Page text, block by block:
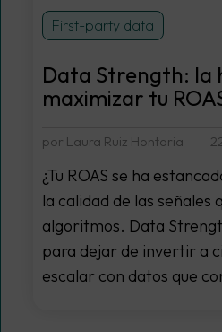
First-party data
Data Strength: la
maximizar tu
por Laura Ruiz Hontoria
¿Tu ROAS se ha
la calidad de las señales
algoritmos. Data
para dejar de invertir a
escalar con datos que